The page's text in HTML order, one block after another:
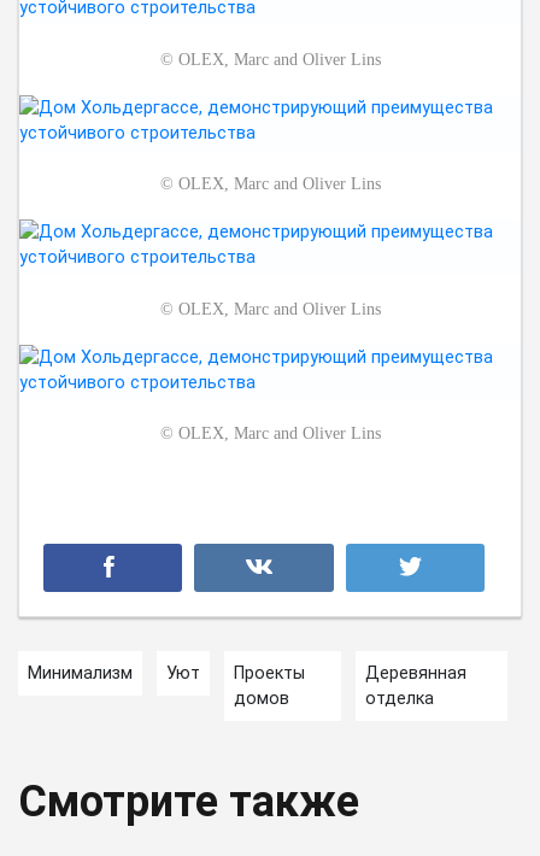
© OLEX, Marc and Oliver Lins
© OLEX, Marc and Oliver Lins
© OLEX, Marc and Oliver Lins
© OLEX, Marc and Oliver Lins
Минимализм Уют
Проекты
домов
Деревянная
отделка
Смотрите также